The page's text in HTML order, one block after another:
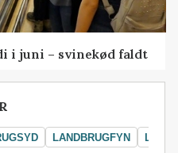
i juni – svinekød faldt
LANDBRUGFYN